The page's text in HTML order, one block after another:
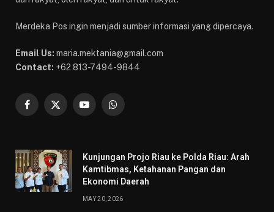
Merdeka Pos ingin menjadi sumber informasi yang dipercaya.
Email Us: maria.mektania@gmail.com
Contact: +62 813-7494-9844
Facebook
X
YouTubeWhatsApp
Kunjungan Projo Riau ke Polda Riau: Arah
Kamtibmas, Ketahanan Pangan dan
Ekonomi Daerah
MAY 20, 2026